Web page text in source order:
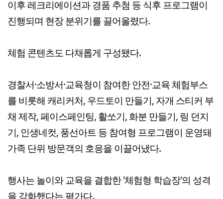
이후 레크리에이션과 경품 추첨 등 식후 프로그램이
진행되며 현장 분위기를 끌어올렸다.
체험 콘텐츠도 다채롭게 구성됐다.
경찰서·소방서·교육청이 참여한 안전·교육 체험부스
를 비롯해 캐리커처, 우드토이 만들기, 자개 스티커 부
채 제작, 페이스페인팅, 활쏘기, 화분 만들기, 링 던지
기, 인생네컷, 풍선아트 등 참여형 프로그램이 운영돼
가족 단위 방문객의 호응을 이끌어냈다.
행사는 놀이와 교육을 결합한 '체험형 학습장'의 성격
을 강화했다는 평가다.